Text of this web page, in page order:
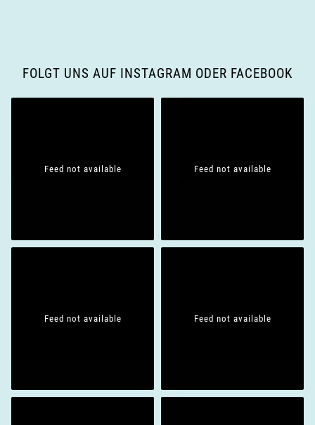
FOLGT UNS AUF INSTAGRAM ODER FACEBOOK
Feed not available Feed not available
Feed not available Feed not available